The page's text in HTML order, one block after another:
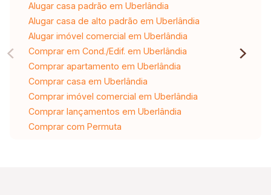
Alugar casa padrão em Uberlândia
Alugar casa de alto padrão em Uberlândia
Alugar imóvel comercial em Uberlândia
Comprar em Cond./Edif. em Uberlândia
Comprar apartamento em Uberlândia
Comprar casa em Uberlândia
Comprar imóvel comercial em Uberlândia
Comprar lançamentos em Uberlândia
Comprar com Permuta